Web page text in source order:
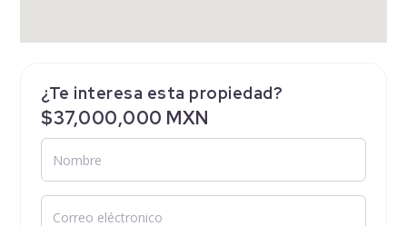
¿Te interesa esta propiedad?
$37,000,000 MXN